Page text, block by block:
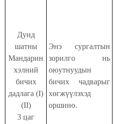
Дунд
шатны
Мандарин
хэлний
бичих
дадлага (I)
(II)
3 цаг
Энэ сургалтын
зорилго нь
оюутнуудын
бичих чадварыг
хөгжүүлэхэд
оршино.